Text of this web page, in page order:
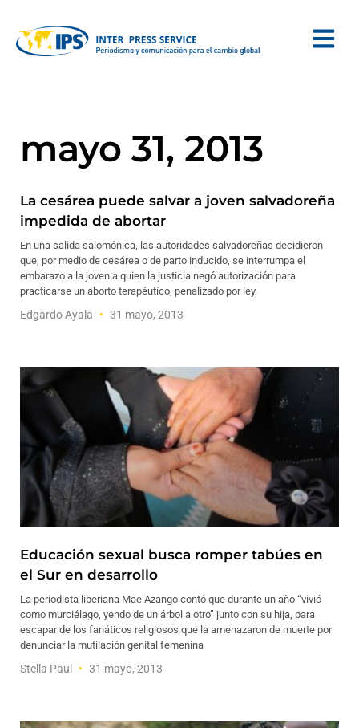
mayo 31, 2013
La cesárea puede salvar a joven salvadoreña
impedida de abortar
En una salida salomónica, las autoridades salvadoreñas decidieron
que, por medio de cesárea o de parto inducido, se interrumpa el
embarazo a la joven a quien la justicia negó autorización para
practicarse un aborto terapéutico, penalizado por ley.
Edgardo Ayala 31 mayo, 2013
Educación sexual busca romper tabúes en
el Sur en desarrollo
La periodista liberiana Mae Azango contó que durante un año “vivió
como murciélago, yendo de un árbol a otro” junto con su hija, para
escapar de los fanáticos religiosos que la amenazaron de muerte por
denunciar la mutilación genital femenina
Stella Paul 31 mayo, 2013